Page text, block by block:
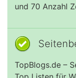
und 70 Anzahl
TopBlogs.de –